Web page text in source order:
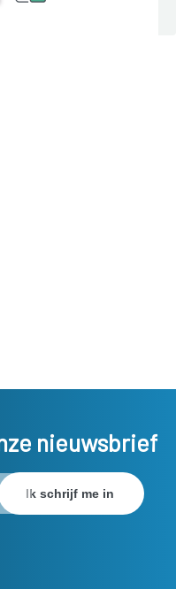
nieuwsbrief